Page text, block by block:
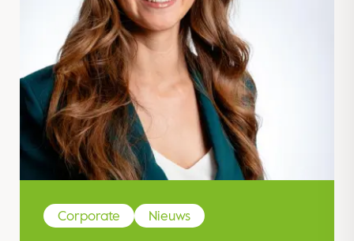
Corporate Nieuws